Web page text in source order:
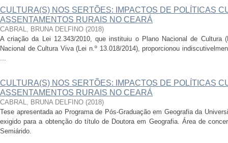
CULTURA(S) NOS SERTÕES: IMPACTOS DE POLÍTICAS
ASSENTAMENTOS RURAIS NO CEARÁ
CABRAL, BRUNA DELFINO (2018)
A criação da Lei 12.343/2010, que instituiu o Plano Nacional de Cultura
Nacional de Cultura Viva (Lei n.º 13.018/2014), proporcionou
...
CULTURA(S) NOS SERTÕES: IMPACTOS DE POLÍTICAS
ASSENTAMENTOS RURAIS NO CEARÁ
CABRAL, BRUNA DELFINO (2018)
Tese apresentada ao Programa de Pós-Graduação em Geografia da
exigido para a obtenção do título de Doutora em Geografia. Área de
Semiárido.